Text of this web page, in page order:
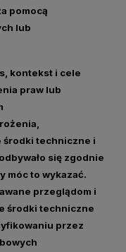
pomocą
lub
kontekst i cele
praw lub
środki techniczne i
się zgodnie
móc to wykazać.
przeglądom i
środki techniczne
przez